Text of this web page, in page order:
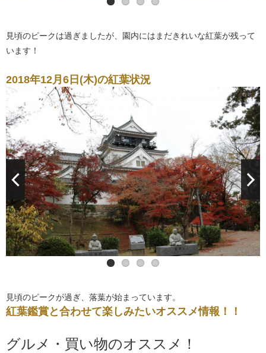
見頃のピークは過ぎましたが、園内にはまだきれいな紅葉が残って
います！
2018年12月6日(木)の紅葉状況
見頃のピークが過ぎ、落葉が始まっています。
紅葉鑑賞と合わせて楽しみたいオススメ情報！！
グルメ・買い物のオススメ！